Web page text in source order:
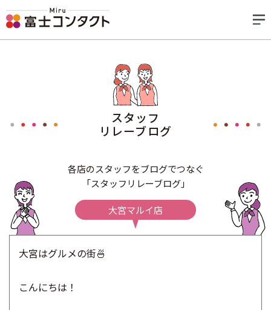
スタッフ
リレーブログ
各店のスタッフをブログでつなぐ
「スタッフリレーブログ」
大宮マルイ店
大宮はグルメの街🍜
こんにちは！